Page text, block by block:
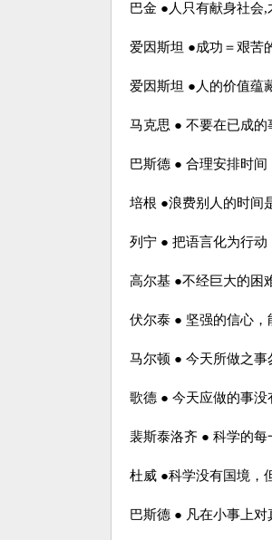
巴金 ●人只有献身社会,
爱因斯坦 ●成功＝艰苦
爱因斯坦 ●人的价值蕴
马克思 ● 不要在已成的
巴斯德 ● 合理安排时间
培根 ●浪费别人的时间
列宁 ● 把语言化为行动
高尔基 ●不经巨大的困
伏尔泰 ● 坚强的信心，
马尔顿 ● 今天所做之事
歌德 ● 今天应做的事没
裴斯泰洛齐 ● 科学的每
杜威 ●科学没有国境，
巴斯德 ● 凡在小事上对